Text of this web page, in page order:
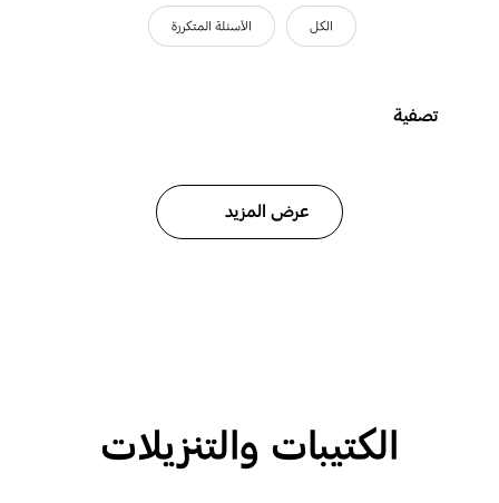
الكل الأسئلة المتكررة
تصفية
عرض المزيد
الكتيبات والتنزيلات